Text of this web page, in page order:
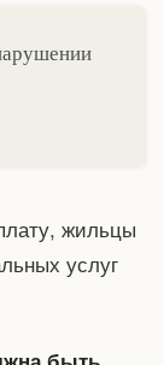
жильцы
услуг